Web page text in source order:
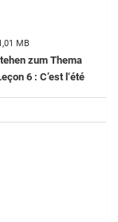
MB
zum Thema
6 : C’est l‘été